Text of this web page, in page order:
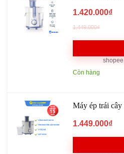
1.420.000₫
1.449.000₫
Còn hàng
Máy ép trái
1.449.000₫